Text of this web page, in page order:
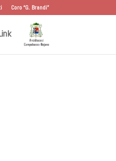
Coro “G. Brandi”